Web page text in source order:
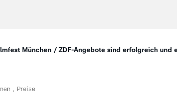
München / ZDF-Angebote sind erfolgreich und
Preise